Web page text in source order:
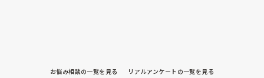
お悩み相談の一覧を見る リアルアンケートの一覧を見る